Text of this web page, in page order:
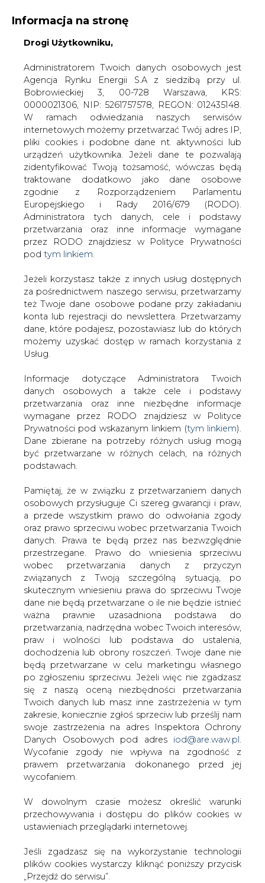
KONTAKT:
WYDAWCA PORTALU:
WYSOKI KONTRAST A A
ZALOGUJ SIĘ
WŁĄCZ CIRE.TV
Informacja na stronę
Drogi Użytkowniku,
Administratorem Twoich danych osobowych jest
Agencja Rynku Energii S.A z siedzibą przy ul.
Bobrowieckiej 3, 00-728 Warszawa, KRS:
0000021306, NIP: 5261757578, REGON: 012435148.
W ramach odwiedzania naszych serwisów
internetowych możemy przetwarzać Twój adres IP,
pliki cookies i podobne dane nt. aktywności lub
urządzeń użytkownika. Jeżeli dane te pozwalają
zidentyfikować Twoją tożsamość, wówczas będą
traktowane dodatkowo jako dane osobowe
zgodnie z Rozporządzeniem Parlamentu
Europejskiego i Rady 2016/679 (RODO).
Administratora tych danych, cele i podstawy
przetwarzania oraz inne informacje wymagane
przez RODO znajdziesz w Polityce Prywatności
pod tym linkiem.
Jeżeli korzystasz także z innych usług dostępnych
za pośrednictwem naszego serwisu, przetwarzamy
też Twoje dane osobowe podane przy zakładaniu
konta lub rejestracji do newslettera. Przetwarzamy
dane, które podajesz, pozostawiasz lub do których
możemy uzyskać dostęp w ramach korzystania z
Usług.
Informacje dotyczące Administratora Twoich
danych osobowych a także cele i podstawy
przetwarzania oraz inne niezbędne informacje
wymagane przez RODO znajdziesz w Polityce
Prywatności pod wskazanym linkiem (tym linkiem).
Dane zbierane na potrzeby różnych usług mogą
być przetwarzane w różnych celach, na różnych
podstawach.
Pamiętaj, że w związku z przetwarzaniem danych
osobowych przysługuje Ci szereg gwarancji i praw,
a przede wszystkim prawo do odwołania zgody
oraz prawo sprzeciwu wobec przetwarzania Twoich
danych. Prawa te będą przez nas bezwzględnie
przestrzegane. Prawo do wniesienia sprzeciwu
wobec przetwarzania danych z przyczyn
związanych z Twoją szczególną sytuacją, po
skutecznym wniesieniu prawa do sprzeciwu Twoje
dane nie będą przetwarzane o ile nie będzie istnieć
ważna prawnie uzasadniona podstawa do
przetwarzania, nadrzędna wobec Twoich interesów,
praw i wolności lub podstawa do ustalenia,
dochodzenia lub obrony roszczeń. Twoje dane nie
będą przetwarzane w celu marketingu własnego
po zgłoszeniu sprzeciwu. Jeżeli więc nie zgadzasz
się z naszą oceną niezbędności przetwarzania
Twoich danych lub masz inne zastrzeżenia w tym
zakresie, koniecznie zgłoś sprzeciw lub prześlij nam
swoje zastrzeżenia na adres Inspektora Ochrony
Danych Osobowych pod adres iod@are.waw.pl
Wycofanie zgody nie wpływa na zgodność z
prawem przetwarzania dokonanego przed jej
wycofaniem.
W dowolnym czasie możesz określić warunki
przechowywania i dostępu do plików cookies w
ustawieniach przeglądarki internetowej.
Jeśli zgadzasz się na wykorzystanie technologii
plików cookies wystarczy kliknąć poniższy przycisk
„Przejdź do serwisu”.
Strona główna SERWIS INFORMACYJNY CIRE 24
Tychy
2001-04-12 00:00
skomentuj
udostępnij:
EC Tychy
Niewykluczone iż jeszcze przed końcem
kwietnia ministerstwo skarbu podejmie
decyzję o udzieleniu wyłączności
negocjacyjnej w procesie prywatyzacji
Elektrociepłowni Tychy (ECT).
Do ministerstwa wpłynęły 29 marca dwie oferty wiążące
na zakup pakietu akcji ECT.
Oferty przedłożyły francuska Societe Nationale
d`Electricite et de Thermique (SNET) oraz konsorcjum
Ec Kraków i Ec Kogeneracja, w których duże pakiety akcji
ma największy w Europie koncern energetyczny EdF.
SNET specjalizuje się w przejmowaniu jednostek o małej
mocy. Spółka ta na rynku polskim dała się poznać np. ze
strategicznego wejścia do Ec Białystok. Ostatnio znalazła
się też na krótkiej liście inwestorów dopuszczonych do
badania Elektrowni Skawina w ramach jej prywatyzacji.
Vattenfall, mimo iż był na krótkiej liście i przeprowadził
due diligence ECT, wycofał się z prywatyzacji tyskiej
spółki.
elektryczna ok. 40 MW. Strategia firmy przewiduje
oddanie do użytku, do końca 2003 roku, nowego bloku
produkującego energię elektryczną i cieplną w
elektrycznymi i 100 MW termicznymi.
Produkcja z nowego bloku będzie w całości odbierana
przez GZE i PEC zgodnie z przepisami o obowiązkowym